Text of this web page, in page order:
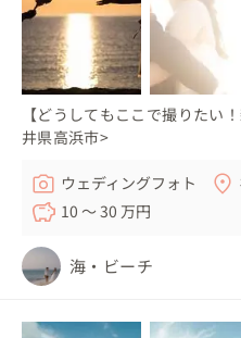
【どうしてもここで撮りたい
井県高浜市>
ウェディングフォト
10 〜 30 万円
海・ビーチ